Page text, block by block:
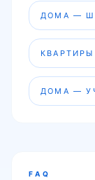
ДОМА —
ДОМА —
FAQ